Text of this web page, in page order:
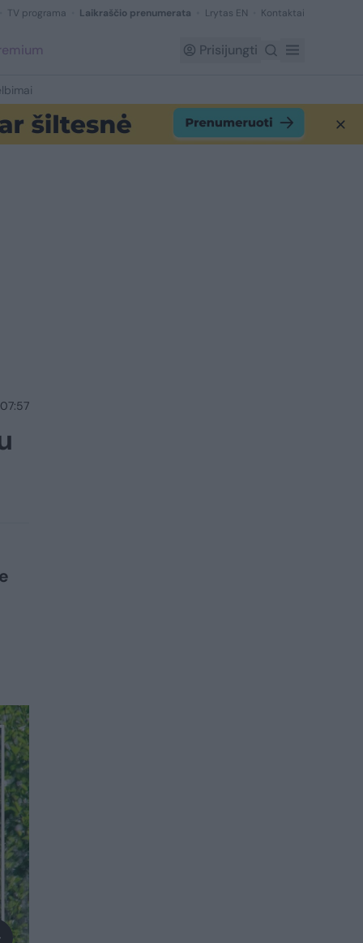
TV programa Laikraščio prenumerata Lrytas EN Kontaktai
Prisijungti